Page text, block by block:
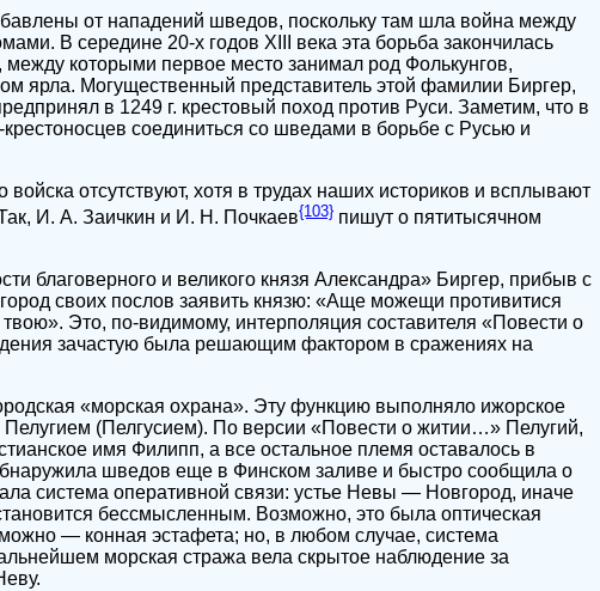
от нападений шведов, поскольку там шла война между
В середине 20-х годов XIII века эта борьба закончилась
которыми первое место занимал род Фолькунгов,
ярла. Могущественный представитель этой фамилии Биргер,
в 1249 г. крестовый поход против Руси. Заметим, что в
соединиться со шведами в борьбе с Русью и
отсутствуют, хотя в трудах наших историков и всплывают
И. А. Заичкин и И. Н. Почкаев{103} пишут о пятитысячном
благоверного и великого князя Александра» Биргер, прибыв с
своих послов заявить князю: «Аще можещи противитися
Это, по-видимому, интерполяция составителя «Повести о
зачастую была решающим фактором в сражениях на
«морская охрана». Эту функцию выполняло ижорское
(Пелгусием). По версии «Повести о житии…» Пелугий,
имя Филипп, а все остальное племя оставалось в
шведов еще в Финском заливе и быстро сообщила о
система оперативной связи: устье Невы — Новгород, иначе
бессмысленным. Возможно, это была оптическая
— конная эстафета; но, в любом случае, система
морская стража вела скрытое наблюдение за